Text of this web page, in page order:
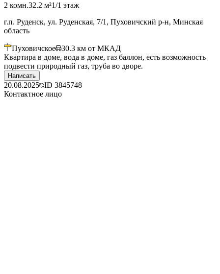
2 комн.32.2 м²1/1 этаж
г.п. Руденск, ул. Руденская, 7/1, Пуховичский р-н, Минская
область
Пуховичское 30.3 км от МКАД
Квартира в доме, вода в доме, газ баллон, есть возможность
подвести природный газ, труба во дворе.
Написать
20.08.2025 ID 3845748
Контактное лицо